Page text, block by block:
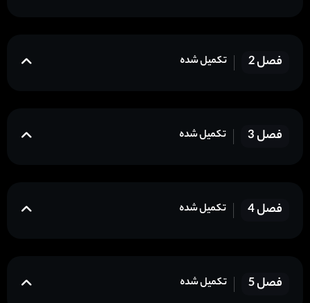
فصل 2 تکمیل شده
فصل 3 تکمیل شده
فصل 4 تکمیل شده
فصل 5 تکمیل شده